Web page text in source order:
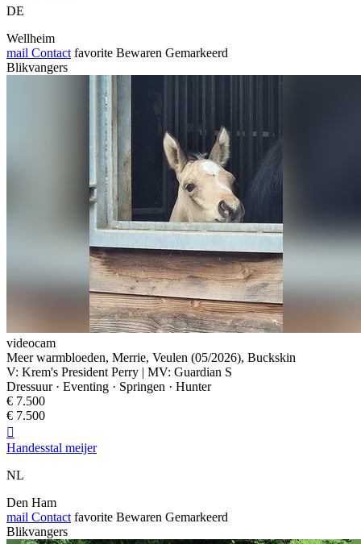
DE
Wellheim
mail Contact favorite Bewaren Gemarkeerd
Blikvangers
videocam
Meer warmbloeden, Merrie, Veulen (05/2026), Buckskin
V: Krem's President Perry | MV: Guardian S
Dressuur · Eventing · Springen · Hunter
€ 7.500
€ 7.500

Handesstal meijer
NL
Den Ham
mail Contact favorite Bewaren Gemarkeerd
Blikvangers